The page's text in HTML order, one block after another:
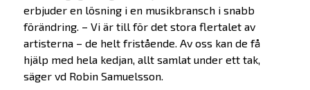
erbjuder en lösning i en musikbransch i snabb
förändring. – Vi är till för det stora flertalet av
artisterna – de helt fristående. Av oss kan de få
hjälp med hela kedjan, allt samlat under ett tak,
säger vd Robin Samuelsson.